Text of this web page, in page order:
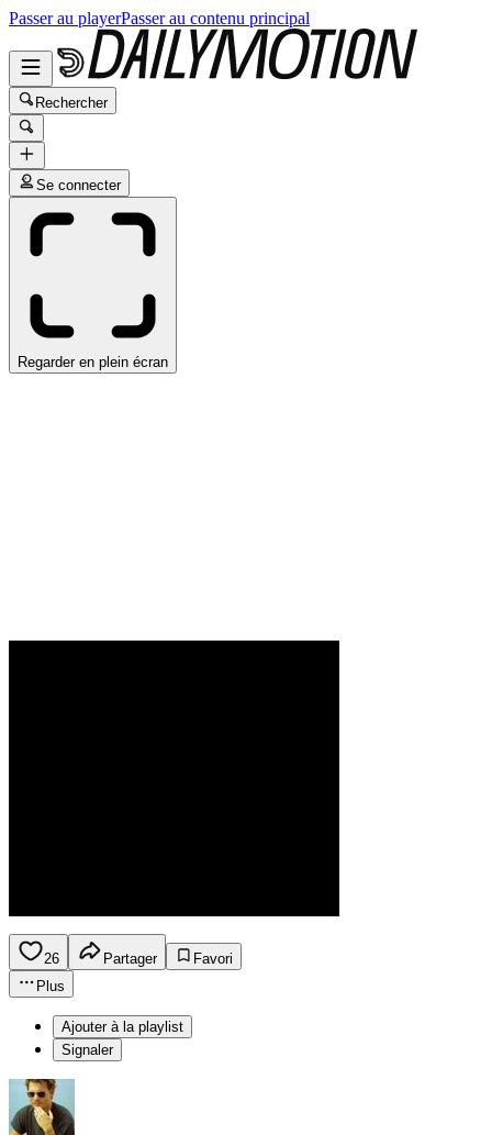
Passer au playerPasser au contenu principal
Rechercher
Se connecter
Regarder en plein écran
26 Partager
Favori
Plus
Ajouter à la playlist
Signaler